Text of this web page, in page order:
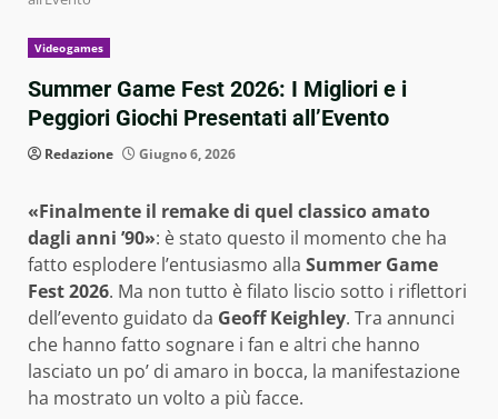
Videogames
Summer Game Fest 2026: I Migliori e i
Peggiori Giochi Presentati all’Evento
Redazione Giugno 6, 2026
«Finalmente il remake di quel classico amato
dagli anni ’90»: è stato questo il momento che ha
fatto esplodere l’entusiasmo alla Summer Game
Fest 2026. Ma non tutto è filato liscio sotto i riflettori
dell’evento guidato da Geoff Keighley. Tra annunci
che hanno fatto sognare i fan e altri che hanno
lasciato un po’ di amaro in bocca, la manifestazione
ha mostrato un volto a più facce.